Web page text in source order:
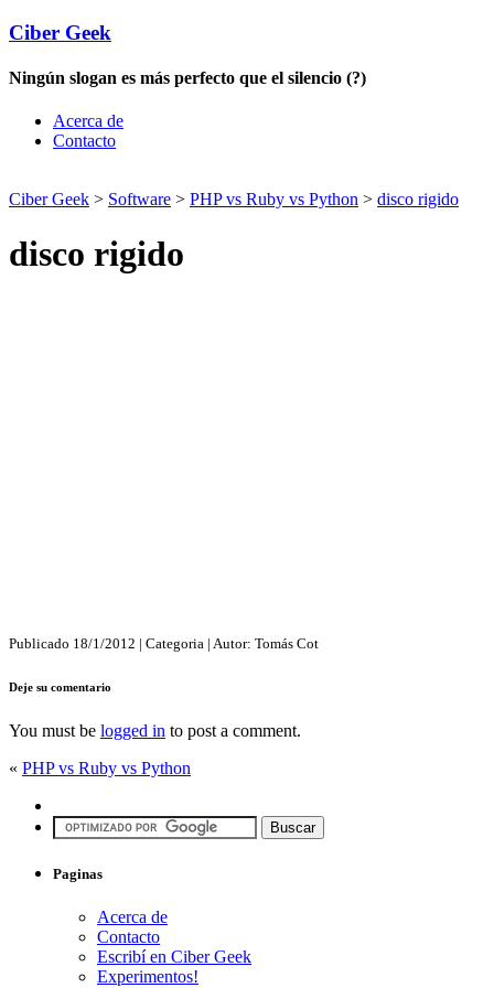
Ciber Geek
Ningún slogan es más perfecto que el silencio (?)
Acerca de
Contacto
Ciber Geek > Software > PHP vs Ruby vs Python > disco rigido
disco rigido
Publicado 18/1/2012 | Categoria | Autor: Tomás Cot
Deje su comentario
You must be logged in to post a comment.
« PHP vs Ruby vs Python
Paginas
Acerca de
Contacto
Escribí en Ciber Geek
Experimentos!